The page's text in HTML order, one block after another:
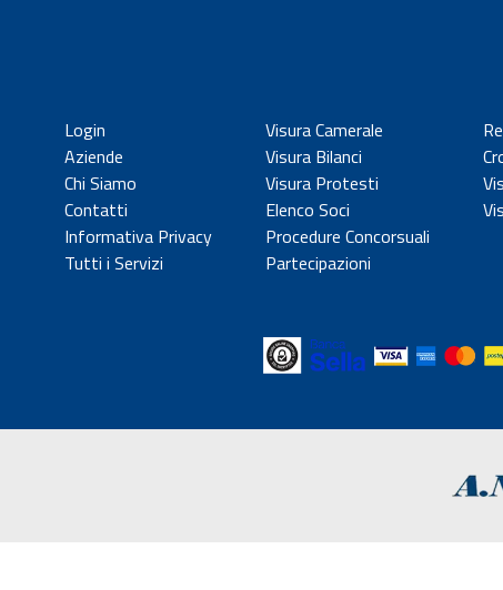
Login
Aziende
Chi Siamo
Contatti
Informativa Privacy
Tutti i Servizi
Visura Camerale
Visura Bilanci
Visura Protesti
Elenco Soci
Procedure Concorsuali
Partecipazioni